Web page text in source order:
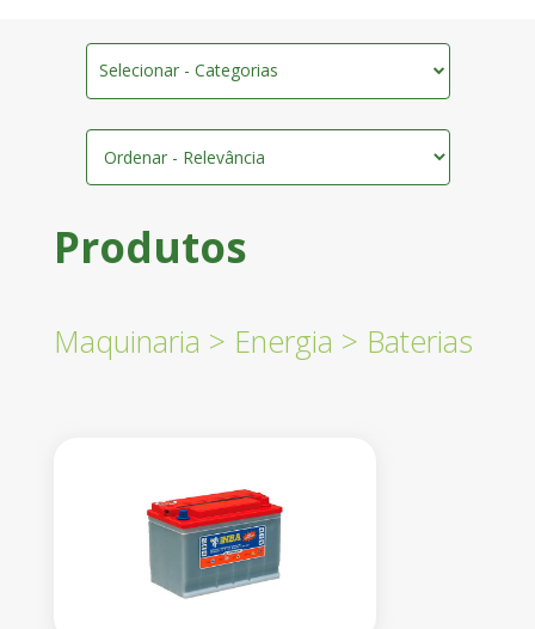
Selecionar - Categorias
Produtos
Maquinaria > Energia > Baterias